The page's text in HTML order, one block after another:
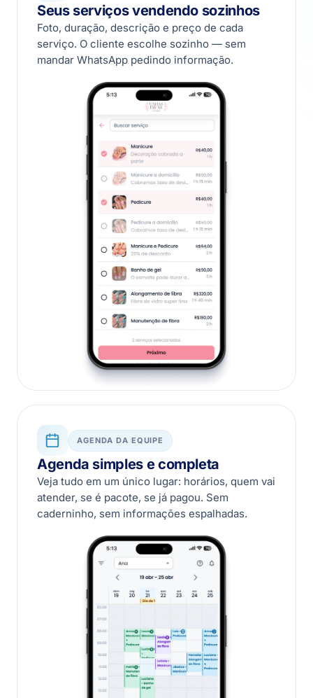
Seus serviços vendendo sozinhos
Foto, duração, descrição e preço de cada
serviço. O cliente escolhe sozinho — sem
mandar WhatsApp pedindo informação.
AGENDA DA EQUIPE
Agenda simples e completa
Veja tudo em um único lugar: horários, quem vai
atender, se é pacote, se já pagou. Sem
caderninho, sem informações espalhadas.